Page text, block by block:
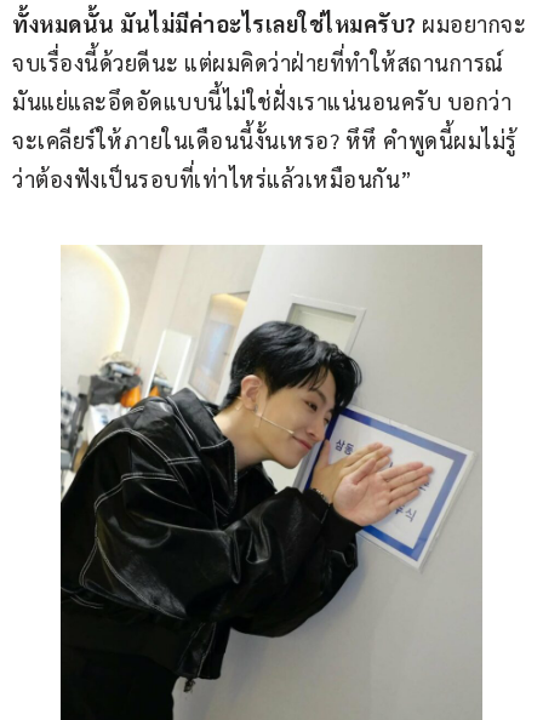
ทั้งหมดนั้น มันไม่มีค่าอะไรเลยใช่ไหมครับ? ผมอยากจะ
จบเรื่องนี้ด้วยดีนะ แต่ผมคิดว่าฝ่ายที่ทำให้สถานการณ์
มันแย่และอึดอัดแบบนี้ไม่ใช่ฝั่งเราแน่นอนครับ บอกว่า
จะเคลียร์ให้ภายในเดือนนี้งั้นเหรอ? หึหึ คำพูดนี้ผมไม่รู้
ว่าต้องฟังเป็นรอบที่เท่าไหร่แล้วเหมือนกัน”